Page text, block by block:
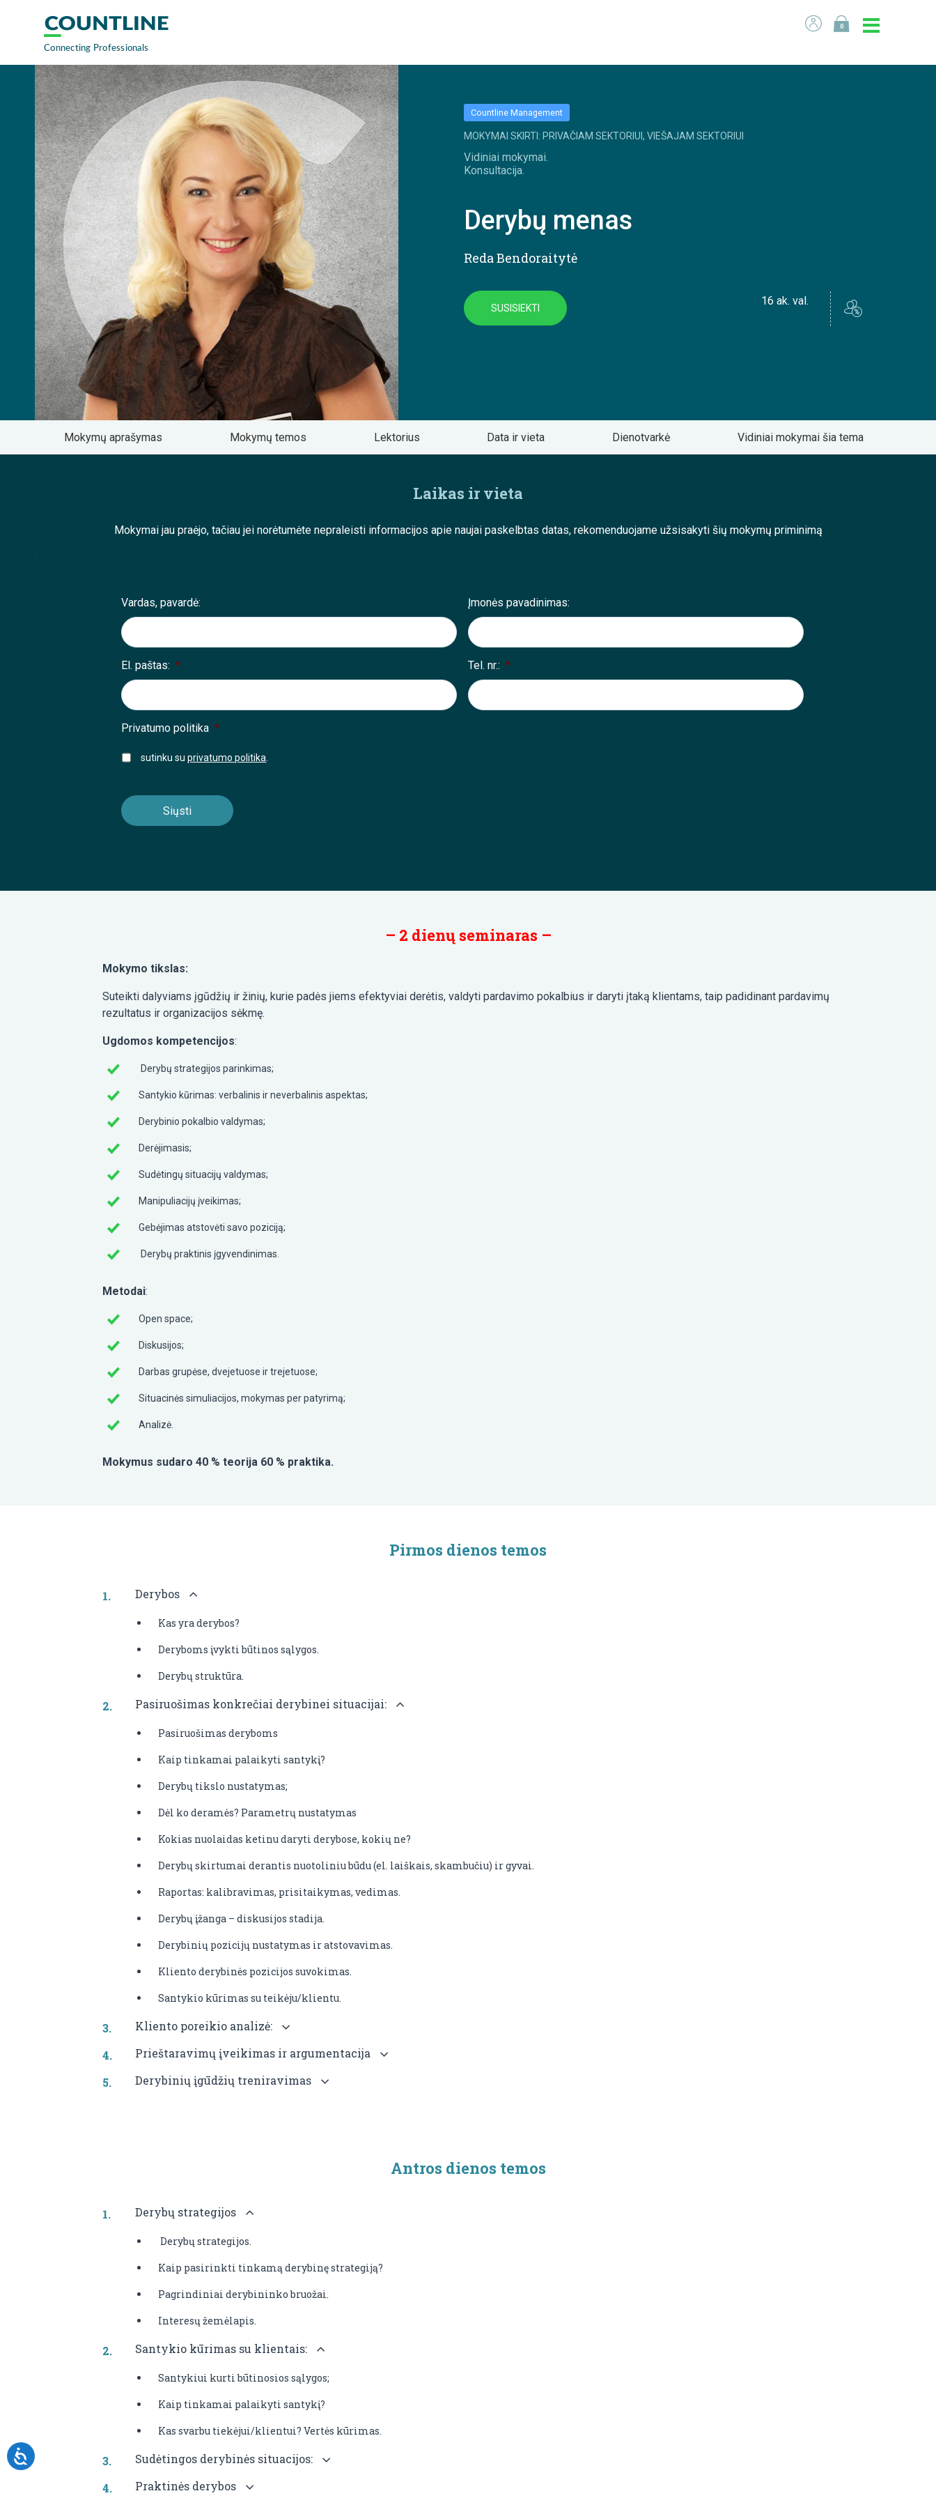
0
Countline Management
MOKYMAI SKIRTI: PRIVAČIAM SEKTORIUI, VIEŠAJAM SEKTORIUI
Vidiniai mokymai.
Konsultacija.
Derybų menas
Reda Bendoraitytė
SUSISIEKTI
16 ak. val.
Mokymų aprašymas Mokymų temos Lektorius Data ir vieta Dienotvarkė Vidiniai mokymai šia tema
Laikas ir vieta
Mokymai jau praėjo, tačiau jei norėtumėte nepraleisti informacijos apie naujai paskelbtas datas, rekomenduojame užsisakyti šių mokymų priminimą
;
Vardas, pavardė: Įmonės pavadinimas:
El. paštas: * Tel. nr.: *
Privatumo politika *
sutinku suprivatumo politika
– 2 dienų seminaras –
Mokymo tikslas:
Suteikti dalyviams įgūdžių ir žinių, kurie padės jiems efektyviai derėtis, valdyti pardavimo pokalbius ir daryti įtaką klientams, taip padidinant pardavimų
rezultatus ir organizacijos sėkmę.
Ugdomos kompetencijos:
Derybų strategijos parinkimas;
Santykio kūrimas: verbalinis ir neverbalinis aspektas;
Derybinio pokalbio valdymas;
Derėjimasis;
Sudėtingų situacijų valdymas;
Manipuliacijų įveikimas;
Gebėjimas atstovėti savo poziciją;
Derybų praktinis įgyvendinimas.
Metodai:
Open space;
Diskusijos;
Darbas grupėse, dvejetuose ir trejetuose;
Situacinės simuliacijos, mokymas per patyrimą;
Analizė.
Mokymus sudaro 40 % teorija 60 % praktika.
Pirmos dienos temos
Derybos
Kas yra derybos?
Deryboms įvykti būtinos sąlygos.
Derybų struktūra.
Pasiruošimas konkrečiai derybinei situacijai:
Pasiruošimas deryboms
Kaip tinkamai palaikyti santykį?
Derybų tikslo nustatymas;
Dėl ko deramės? Parametrų nustatymas
Kokias nuolaidas ketinu daryti derybose, kokių ne?
Derybų skirtumai derantis nuotoliniu būdu (el. laiškais, skambučiu) ir gyvai.
Raportas: kalibravimas, prisitaikymas, vedimas.
Derybų įžanga – diskusijos stadija.
Derybinių pozicijų nustatymas ir atstovavimas.
Kliento derybinės pozicijos suvokimas.
Santykio kūrimas su teikėju/klientu.
Kliento poreikio analizė:
Prieštaravimų įveikimas ir argumentacija
Derybinių įgūdžių treniravimas
Antros dienos temos
Derybų strategijos
Derybų strategijos.
Kaip pasirinkti tinkamą derybinę strategiją?
Pagrindiniai derybininko bruožai.
Interesų žemėlapis.
Santykio kūrimas su klientais:
Santykiui kurti būtinosios sąlygos;
Kaip tinkamai palaikyti santykį?
Kas svarbu tiekėjui/klientui? Vertės kūrimas.
Sudėtingos derybinės situacijos:
Praktinės derybos